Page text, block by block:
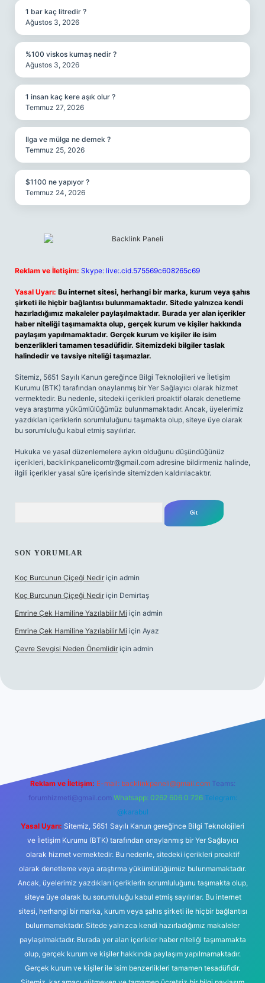
1 bar kaç litredir ?
Ağustos 3, 2026
%100 viskos kumaş nedir ?
Ağustos 3, 2026
1 insan kaç kere aşık olur ?
Temmuz 27, 2026
Ilga ve mülga ne demek ?
Temmuz 25, 2026
$1100 ne yapıyor ?
Temmuz 24, 2026
Reklam ve İletişim: Skype: live:.cid.575569c608265c69
Yasal Uyarı: Bu internet sitesi, herhangi bir marka, kurum veya şahıs
şirketi ile hiçbir bağlantısı bulunmamaktadır. Sitede yalnızca kendi
hazırladığımız makaleler paylaşılmaktadır. Burada yer alan içerikler
haber niteliği taşımamakta olup, gerçek kurum ve kişiler hakkında
paylaşım yapılmamaktadır. Gerçek kurum ve kişiler ile isim
benzerlikleri tamamen tesadüfidir. Sitemizdeki bilgiler taslak
halindedir ve tavsiye niteliği taşımazlar.
Sitemiz, 5651 Sayılı Kanun gereğince Bilgi Teknolojileri ve İletişim
Kurumu (BTK) tarafından onaylanmış bir Yer Sağlayıcı olarak hizmet
vermektedir. Bu nedenle, sitedeki içerikleri proaktif olarak denetleme
veya araştırma yükümlülüğümüz bulunmamaktadır. Ancak, üyelerimiz
yazdıkları içeriklerin sorumluluğunu taşımakta olup, siteye üye olarak
bu sorumluluğu kabul etmiş sayılırlar.
Hukuka ve yasal düzenlemelere aykırı olduğunu düşündüğünüz
içerikleri, backlinkpanelicomtr@gmail.com adresine bildirmeniz halinde,
ilgili içerikler yasal süre içerisinde sitemizden kaldırılacaktır.
SON YORUMLAR
Koç Burcunun Çiçeği Nedir için admin
Koç Burcunun Çiçeği Nedir için Demirtaş
Emrine Çek Hamiline Yazılabilir Mi için admin
Emrine Çek Hamiline Yazılabilir Mi için Ayaz
Çevre Sevgisi Neden Önemlidir için admin
Reklam ve İletişim: E-mail: backlinkpaneli@gmail.com Teams:
forumhizmeti@gmail.com Whatsapp: 0262 606 0 726 Telegram:
@karabul
Yasal Uyarı: Sitemiz, 5651 Sayılı Kanun gereğince Bilgi Teknolojileri
ve İletişim Kurumu (BTK) tarafından onaylanmış bir Yer Sağlayıcı
olarak hizmet vermektedir. Bu nedenle, sitedeki içerikleri proaktif
olarak denetleme veya araştırma yükümlülüğümüz bulunmamaktadır.
Ancak, üyelerimiz yazdıkları içeriklerin sorumluluğunu taşımakta olup,
siteye üye olarak bu sorumluluğu kabul etmiş sayılırlar. Bu internet
sitesi, herhangi bir marka, kurum veya şahıs şirketi ile hiçbir bağlantısı
bulunmamaktadır. Sitede yalnızca kendi hazırladığımız makaleler
paylaşılmaktadır. Burada yer alan içerikler haber niteliği taşımamakta
olup, gerçek kurum ve kişiler hakkında paylaşım yapılmamaktadır.
Gerçek kurum ve kişiler ile isim benzerlikleri tamamen tesadüfidir.